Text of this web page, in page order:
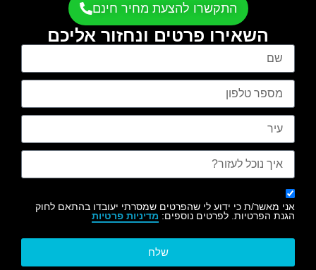
התקשרו להצעת מחיר חינם
השאירו פרטים ונחזור אליכם
אני מאשר/ת כי ידוע לי שהפרטים שמסרתי יעובדו בהתאם לחוק
הגנת הפרטיות. לפרטים נוספים: מדיניות פרטיות
שלח